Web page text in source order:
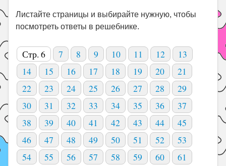
Листайте страницы и выбирайте нужную, чтобы
посмотреть ответы в решебнике.
Стр. 6 7 8 9 10 11 12
13
14
15 16 17 18 19 20
21
22
23 24 25 26 27 28
29
30
31 32 33 34 35 36
37
38
39 40 41 42 43 44
45
46
47 48 49 50 51 52
53
54
55 56 57 58 59 60
61